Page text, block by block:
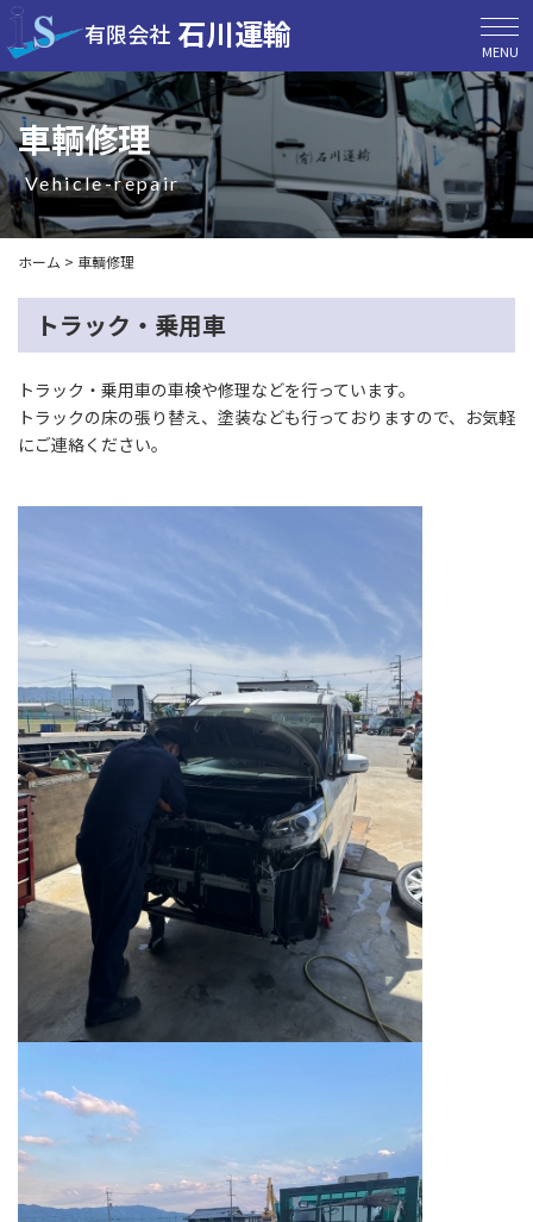
MENU
有限会社 石川運輸
車輌修理
vehicle-repair
ホーム > 車輌修理
トラック・乗用車
トラック・乗用車の車検や修理などを行っています。
トラックの床の張り替え、塗装なども行っておりますので、お気軽
にご連絡ください。